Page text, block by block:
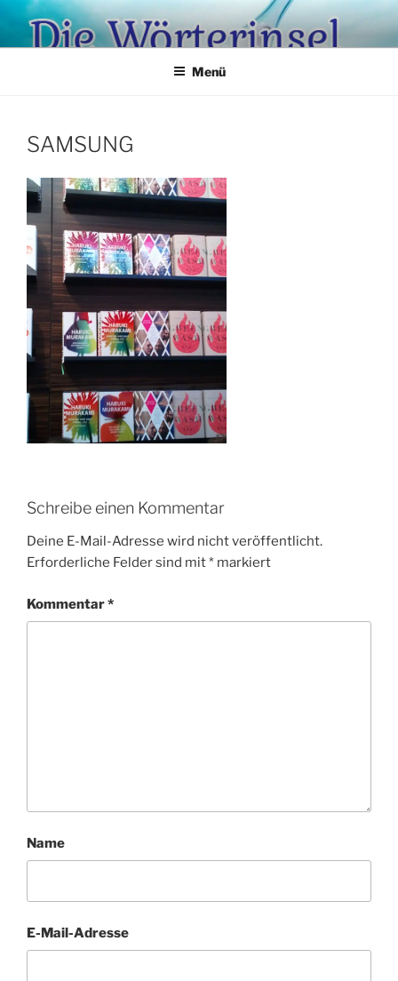
Zum
Inhalt
springen
Menü
SAMSUNG
Schreibe einen Kommentar
Deine E-Mail-Adresse wird nicht veröffentlicht.
Erforderliche Felder sind mit* markiert
Kommentar*
Name
E-Mail-Adresse